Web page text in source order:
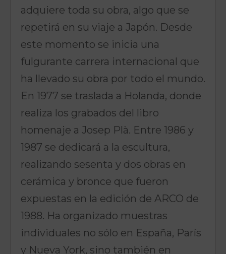
adquiere toda su obra, algo que se
repetirá en su viaje a Japón. Desde
este momento se inicia una
fulgurante carrera internacional que
ha llevado su obra por todo el mundo.
En 1977 se traslada a Holanda, donde
realiza los grabados del libro
homenaje a Josep Plà. Entre 1986 y
1987 se dedicará a la escultura,
realizando sesenta y dos obras en
cerámica y bronce que fueron
expuestas en la edición de ARCO de
1988. Ha organizado muestras
individuales no sólo en España, París
y Nueva York, sino también en